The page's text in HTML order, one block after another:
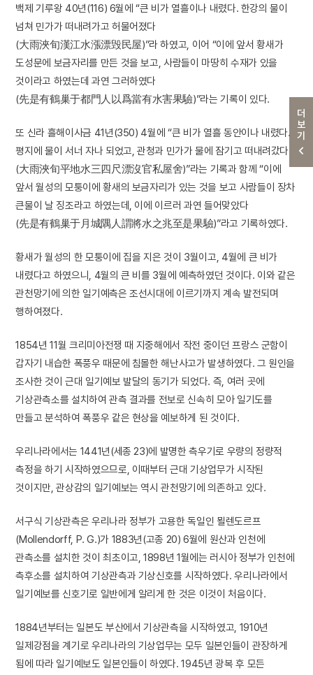
더보기
백제 기루왕 40년(116) 6월에 “큰 비가 열흘이나 내렸다. 한강의 물이
넘쳐 민가가 떠내려가고 허물어졌다
(大雨浹旬漢江水漲漂毁民屋)”라 하였고, 이어 “이에 앞서 황새가
도성문에 보금자리를 만든 것을 보고, 사람들이 마땅히 수재가 있을
것이라고 하였는데 과연 그러하였다
(先是有鶴巢于都門人以爲當有水害果驗)”라는 기록이 있다.
또 신라 흘해이사금 41년(350) 4월에 “큰 비가 열흘 동안이나 내렸다.
평지에 물이 서너 자나 되었고, 관청과 민가가 물에 잠기고 떠내려갔다
(大雨浹旬平地水三四尺漂沒官私屋舍)”라는 기록과 함께 “이에
앞서 월성의 모퉁이에 황새의 보금자리가 있는 것을 보고 사람들이 장차
큰물이 날 징조라고 하였는데, 이에 이르러 과연 들어맞았다
(先是有鶴巢于月城隅人謂將水之兆至是果驗)”라고 기록하였다.
황새가 월성의 한 모퉁이에 집을 지은 것이 3월이고, 4월에 큰 비가
내렸다고 하였으니, 4월의 큰 비를 3월에 예측하였던 것이다. 이와 같은
관천망기에 의한 일기예측은 조선시대에 이르기까지 계속 발전되며
행하여졌다.
1854년 11월 크리미아전쟁 때 지중해에서 작전 중이던 프랑스 군함이
갑자기 내습한 폭풍우 때문에 침몰한 해난사고가 발생하였다. 그 원인을
조사한 것이 근대 일기예보 발달의 동기가 되었다. 즉, 여러 곳에
기상관측소를 설치하여 관측 결과를 전보로 신속히 모아 일기도를
만들고 분석하여 폭풍우 같은 현상을 예보하게 된 것이다.
우리나라에서는 1441년(세종 23)에 발명한 측우기로 우량의 정량적
측정을 하기 시작하였으므로, 이때부터 근대 기상업무가 시작된
것이지만, 관상감의 일기예보는 역시 관천망기에 의존하고 있다.
서구식 기상관측은 우리나라 정부가 고용한 독일인 묄렌도르프
(Mollendorff, P. G.)가 1883년(고종 20) 6월에 원산과 인천에
관측소를 설치한 것이 최초이고, 1898년 1월에는 러시아 정부가 인천에
측후소를 설치하여 기상관측과 기상신호를 시작하였다. 우리나라에서
일기예보를 신호기로 일반에게 알리게 한 것은 이것이 처음이다.
1884년부터는 일본도 부산에서 기상관측을 시작하였고, 1910년
일제강점을 계기로 우리나라의 기상업무는 모두 일본인들이 관장하게
됨에 따라 일기예보도 일본인들이 하였다. 1945년 광복 후 모든